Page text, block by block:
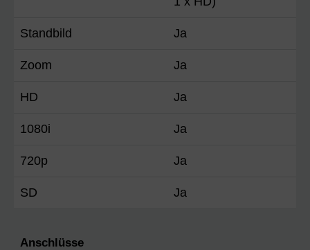
Standbild Ja
Zoom Ja
HD Ja
1080i Ja
720p Ja
SD Ja
Anschlüsse